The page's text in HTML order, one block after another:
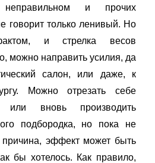
и прочих
говорит только ленивый. Но
и стрелка весов
можно направить усилия, да
салон, или даже, к
Можно отрезать себе
или вновь производить
подбородка, но пока не
причина, эффект может быть
бы хотелось. Как правило,